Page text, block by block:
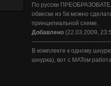
По русски
обвески из 5в можно
принципиальной схеме.
Добавлено (22.03.2009,
В комплекте к одному
шнурка), вот с МАТом